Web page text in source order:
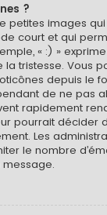
?
petites images
court et qui
« :) »
la tristesse. Vous
depuis le
de ne pas
rapidement
pourrait décider
Les
le nombre
message.